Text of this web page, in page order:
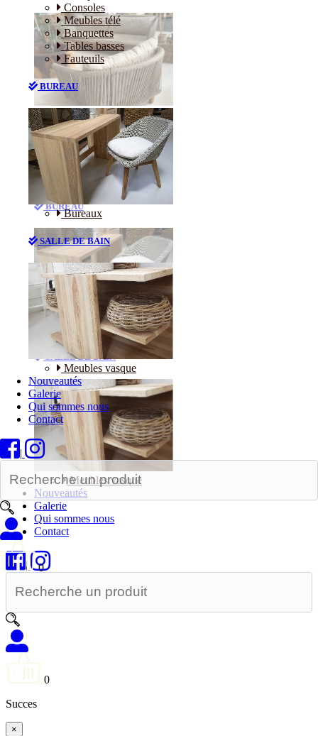
Consoles
Meubles télé
Banquettes
Tables basses
Fauteuils
BUREAU
Bureaux
SALLE DE BAIN
Meubles vasque
Nouveautés
Galerie
Qui sommes nous
Contact
|
0
Canapés
Consoles
Meubles télé
Banquettes
Tables basses
Fauteuils
BUREAU
Bureaux
SALLE DE BAIN
Meubles vasque
Nouveautés
Galerie
Qui sommes nous
Contact
|
0
Succes
×